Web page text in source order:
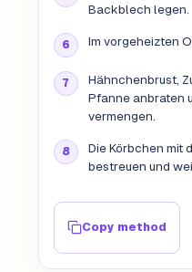
Backblech legen.
Im vorgeheizten
Hähnchenbrust,
Pfanne anbraten
vermengen.
Die Körbchen mit
bestreuen und
Copy method